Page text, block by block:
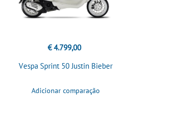
€ 4.799,00
Vespa Sprint 50 Justin Bieber
Adicionar comparação